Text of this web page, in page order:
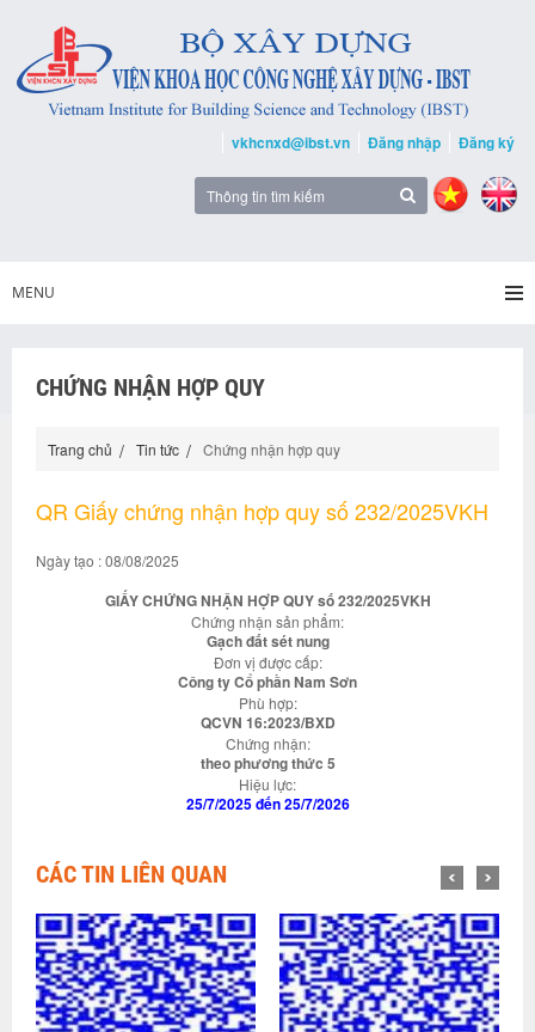
vkhcnxd@ibst.vn Đăng nhập Đăng ký
MENU
CHỨNG NHẬN HỢP QUY
Trang chủ Tin tức Chứng nhận hợp quy
QR Giấy chứng nhận hợp quy số 232/2025VKH
Ngày tạo : 08/08/2025
GIẤY CHỨNG NHẬN HỢP QUY số 232/2025VKH
Chứng nhận sản phẩm:
Gạch đất sét nung
Đơn vị được cấp:
Công ty Cổ phần Nam Sơn
Phù hợp:
QCVN 16:2023/BXD
Chứng nhận:
theo phương thức 5
Hiệu lực:
25/7/2025 đến 25/7/2026
CÁC TIN LIÊN QUAN